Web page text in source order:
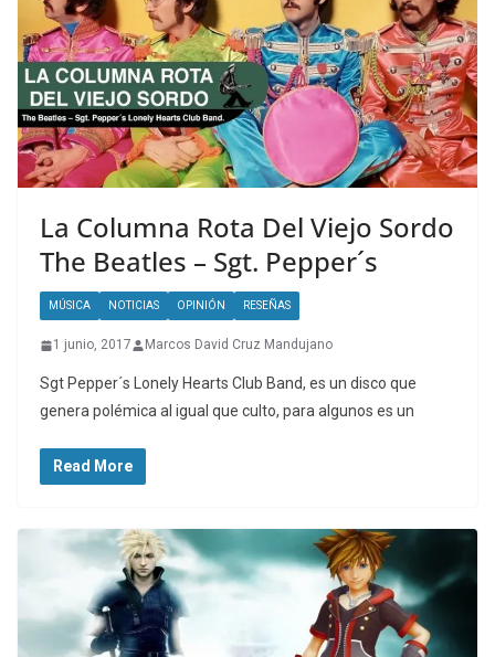
La Columna Rota Del Viejo Sordo
The Beatles – Sgt. Pepper´s
MÚSICA NOTICIAS OPINIÓN RESEÑAS
1 junio, 2017 Marcos David Cruz Mandujano
Sgt Pepper´s Lonely Hearts Club Band, es un disco que
genera polémica al igual que culto, para algunos es un
Read More